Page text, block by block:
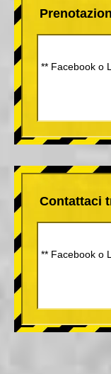
** Facebook o
Contattaci
** Facebook o